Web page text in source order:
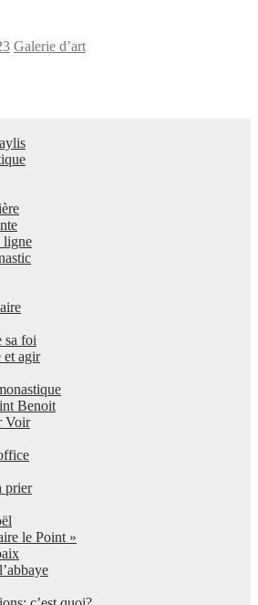
Galerie d’art
ligne
sa foi
et agir
Benoit
Voir
prier
le Point »